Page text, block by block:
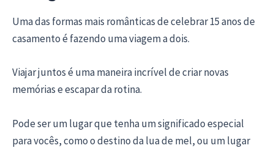
Uma das formas mais românticas de celebrar 15 anos de
casamento é fazendo uma viagem a dois.
Viajar juntos é uma maneira incrível de criar novas
memórias e escapar da rotina.
Pode ser um lugar que tenha um significado especial
para vocês, como o destino da lua de mel, ou um lugar